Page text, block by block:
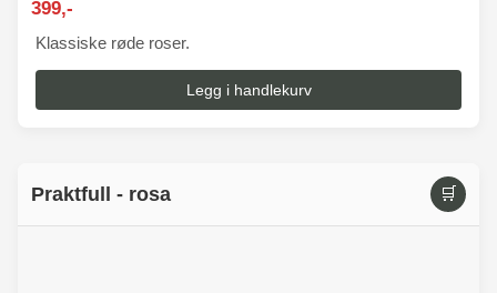
399,-
Klassiske røde roser.
Legg i handlekurv
Praktfull - rosa 🛒